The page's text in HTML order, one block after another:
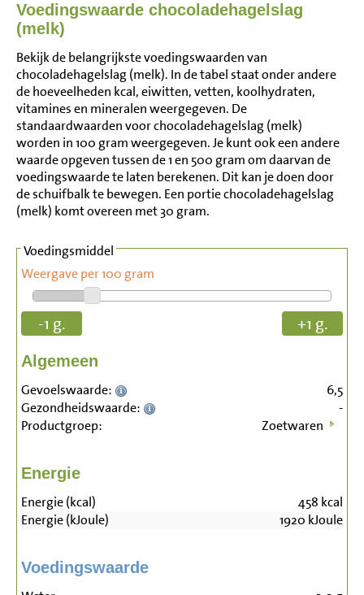
Voedingswaarde chocoladehagelslag
(melk)
Bekijk de belangrijkste voedingswaarden van
chocoladehagelslag (melk). In de tabel staat onder andere
de hoeveelheden kcal, eiwitten, vetten, koolhydraten,
vitamines en mineralen weergegeven. De
standaardwaarden voor chocoladehagelslag (melk)
worden in 100 gram weergegeven. Je kunt ook een andere
waarde opgeven tussen de 1 en 500 gram om daarvan de
voedingswaarde te laten berekenen. Dit kan je doen door
de schuifbalk te bewegen. Een portie chocoladehagelslag
(melk) komt overeen met 30 gram.
Voedingsmiddel
Weergave per 100 gram
-1 g. +1 g.
Algemeen
Gevoelswaarde:
6,5
Gezondheidswaarde:
-
Productgroep:
Zoetwaren
Energie
Energie (kcal) 458 kcal
Energie (kJoule)
1920 kJoule
Voedingswaarde